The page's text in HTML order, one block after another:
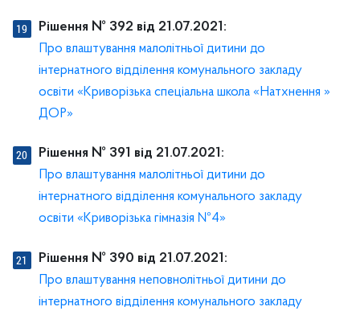
Рішення № 392 від 21.07.2021:
Про влаштування малолітньої дитини до
інтернатного відділення комунального закладу
освіти «Криворізька спеціальна школа «Натхнення »
ДОР»
Рішення № 391 від 21.07.2021:
Про влаштування малолітньої дитини до
інтернатного відділення комунального закладу
освіти «Криворізька гімназія №4»
Рішення № 390 від 21.07.2021:
Про влаштування неповнолітньої дитини до
інтернатного відділення комунального закладу